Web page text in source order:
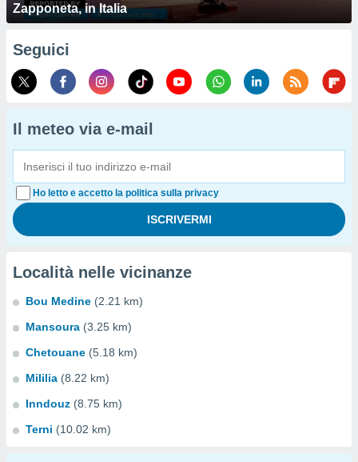
Zapponeta, in Italia
Seguici
Il meteo via e-mail
Ho letto e accetto la politica sulla privacy
Località nelle vicinanze
Bou Medine (2.21 km)
Mansoura (3.25 km)
Chetouane (5.18 km)
Mililia (8.22 km)
Inndouz (8.75 km)
Terni (10.02 km)